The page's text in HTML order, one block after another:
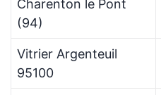
Charenton le Pont
(94)
Vitrier Argenteuil
95100